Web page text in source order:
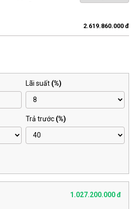
2.619.860.000 đ
Lãi suất (%)
Trả trước (%)
1.027.200.000 đ